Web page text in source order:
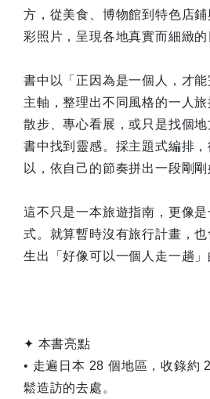
方，從美食、博物館到特色店
彩照片，呈現各地真實而細緻的
書中以「正因為是一個人，才
主軸，整理出不同風格的一人
散步、專心看展，或只是找個
書中找到靈感。採主題式編排
以，依自己的節奏拼出一段剛剛
這不只是一本旅遊指南，更像
式。就算暫時沒有旅行計畫，
生出「好像可以一個人走一趟」
✦ 本書亮點
• 走遍日本 28 個地區，收錄約
鬆造訪的去處。